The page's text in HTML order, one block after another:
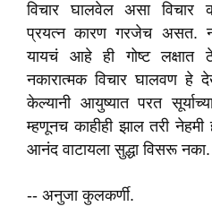
विचार घालवेल असा विचार
प्रयत्न कारण गरजेच असत.
यायचं आहे ही गोष्ट लक्षात
नकारात्मक विचार घालवण
केल्यानी आयुष्यात परत
म्हणूनच काहीही झाल तरी
आनंद वाटायला सुद्धा विसरू नका.
-- अनुजा कुलकर्णी.